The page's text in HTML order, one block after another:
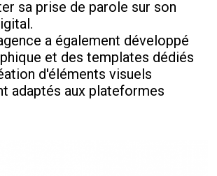
sa prise de parole sur son
a également développé
et des templates dédiés
d'éléments visuels
adaptés aux plateformes